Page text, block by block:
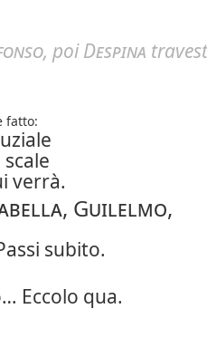
, poiDespina
fatto:
verrà.
Guilelmo,
subito.
Eccolo qua.